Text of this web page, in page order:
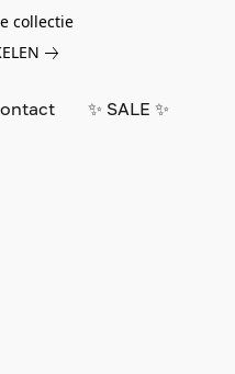
collectie
✨ SALE ✨